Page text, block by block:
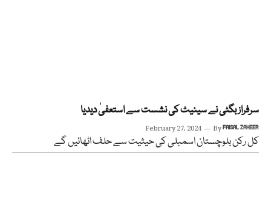
سرفراز بگٹی نے سینیٹ کی نشست سے استعفیٰ دیدیا
February 27, 2024 ByFAISAL ZAHEER
کل رکن بلوچستان اسمبلی کی حیثیت سے حلف اٹھائیں گے